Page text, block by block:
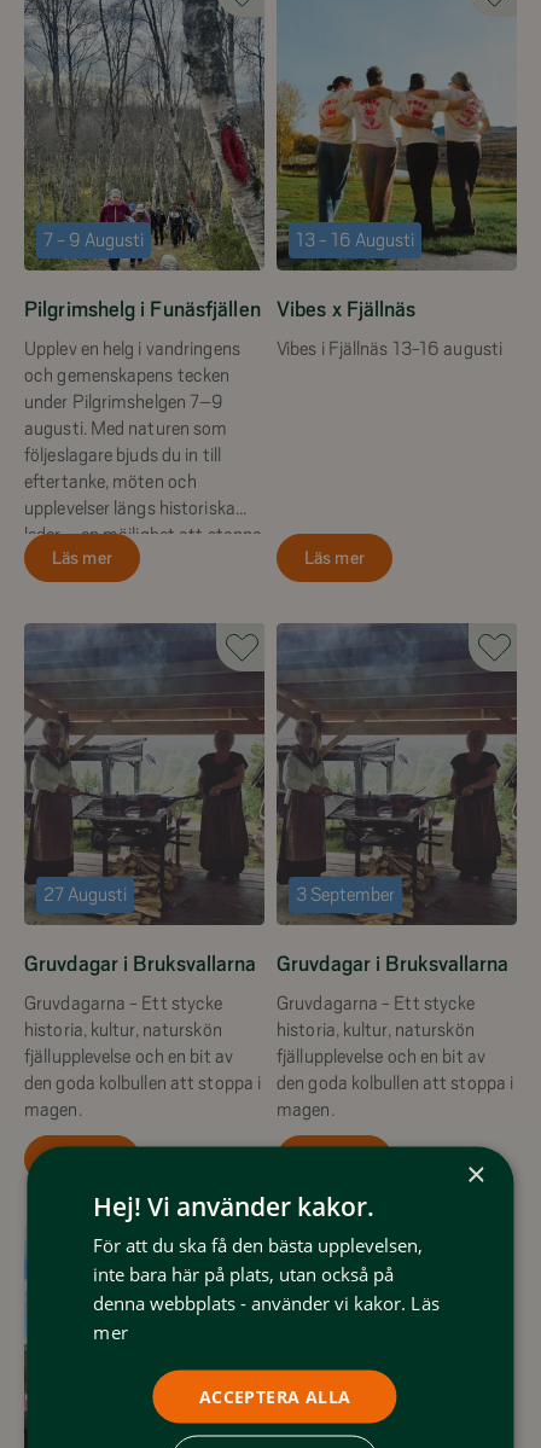
7 - 9 Augusti
Pilgrimshelg i Funäsfjällen
Upplev en helg i vandringens
och gemenskapens tecken
under Pilgrimshelgen 7–9
augusti. Med naturen som
följeslagare bjuds du in till
eftertanke, möten och
upplevelser längs historiska
leder – en möjlighet att stanna
upp, fylla på med ny energi och
dela vägen med andra.
Läs mer
13 - 16 Augusti
Vibes x Fjällnäs
Vibes i Fjällnäs 13-16 augusti
Läs mer
27 Augusti
Gruvdagar i Bruksvallarna
Gruvdagarna - Ett stycke
historia, kultur, naturskön
fjällupplevelse och en bit av
den goda kolbullen att stoppa i
magen.
3 September
Gruvdagar i Bruksvallarna
Gruvdagarna - Ett stycke
historia, kultur, naturskön
fjällupplevelse och en bit av
den goda kolbullen att stoppa i
magen.
×
Hej! Vi använder kakor.
För att du ska få den bästa upplevelsen,
inte bara här på plats, utan också på
denna webbplats - använder vi kakor. Läs
mer
ACCEPTERA ALLA